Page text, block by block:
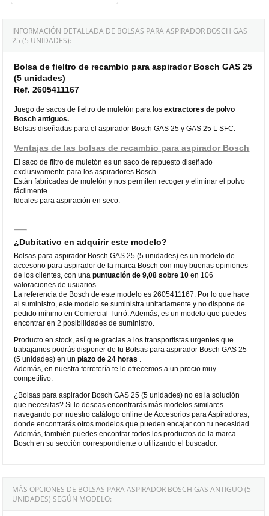
INFORMACIÓN DETALLADA DE BOLSAS PARA ASPIRADOR BOSCH GAS
25 (5 UNIDADES):
Bolsa de fieltro de recambio para aspirador Bosch GAS 25
(5 unidades)
Ref. 2605411167
Juego de sacos de fieltro de muletón para losextractores de polvo
Bosch antiguos.
Bolsas diseñadas para el aspirador Bosch GAS 25 y GAS 25 L SFC.
Ventajas de las bolsas de recambio para aspirador Bosch
El saco de filtro de muletón es un saco de repuesto diseñado
exclusivamente para los aspiradores Bosch.
Están fabricadas de muletón y nos permiten recoger y eliminar el polvo
fácilmente.
Ideales para aspiración en seco.
¿Dubitativo en adquirir este modelo?
Bolsas para aspirador Bosch GAS 25 (5 unidades) es un modelo de
accesorio para aspirador de la marca Bosch con muy buenas opiniones
de los clientes, con unapuntuación de 9,08 sobre 10 en 106
valoraciones de usuarios.
La referencia de Bosch de este modelo es 2605411167. Por lo que hace
al suministro, este modelo se suministra unitariamente y no dispone de
pedido mínimo en Comercial Turró. Además, es un modelo que puedes
encontrar en 2 posibilidades de suministro.
Producto en stock, así que gracias a los transportistas urgentes que
trabajamos podrás disponer de tu Bolsas para aspirador Bosch GAS 25
(5 unidades) en unplazo de 24 horas
Además, en nuestra ferretería te lo ofrecemos a un precio muy
competitivo.
¿Bolsas para aspirador Bosch GAS 25 (5 unidades) no es la solución
que necesitas? Si lo deseas encontrarás más modelos similares
navegando por nuestro catálogo online de Accesorios para Aspiradoras,
donde encontrarás otros modelos que pueden encajar con tu necesidad
Además, también puedes encontrar todos los productos de la marca
Bosch en su sección correspondiente o utilizando el buscador.
MÁS OPCIONES DE BOLSAS PARA ASPIRADOR BOSCH GAS ANTIGUO (5
UNIDADES) SEGÚN MODELO: